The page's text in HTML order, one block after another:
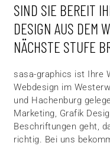
SIND SIE BEREIT
DESIGN AUS DEM
NÄCHSTE STUFE
sasa-graphics ist Ihre
Webdesign im
und Hachenburg
Marketing, Grafik
Beschriftungen geht,
richtig. Bei uns